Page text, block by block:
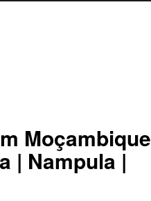
Moçambique
| Nampula |